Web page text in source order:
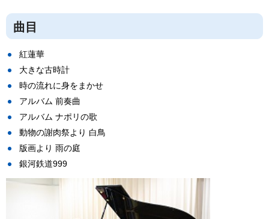
曲目
紅蓮華
大きな古時計
時の流れに身をまかせ
アルバム 前奏曲
アルバム ナポリの歌
動物の謝肉祭より 白鳥
版画より 雨の庭
銀河鉄道999